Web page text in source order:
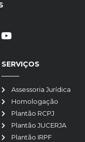
SERVIÇOS
Assessoria Jurídica
Homologação
Plantão RCPJ
Plantão JUCERJA
Plantão IRPF